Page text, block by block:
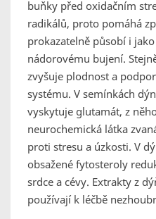
buňky před oxidačním
radikálů, proto pomáhá
prokazatelně působí i
nádorovému bujení.
zvyšuje plodnost a
systému. V semínkách
vyskytuje glutamát, z
neurochemická látka
proti stresu a úzkosti. V
obsažené fytosteroly
srdce a cévy. Extrakty z
používají k léčbě